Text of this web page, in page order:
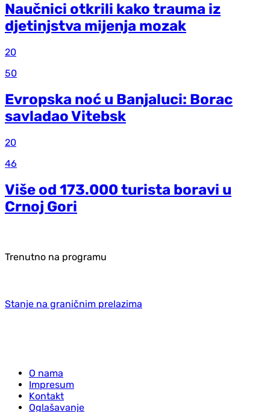
Naučnici otkrili kako trauma iz
d‌jetinjstva mijenja mozak
20
50
Evropska noć u Banjaluci: Borac
savladao Vitebsk
20
46
Više od 173.000 turista boravi u
Crnoj Gori
Trenutno na programu
Stanje na graničnim prelazima
O nama
Impresum
Kontakt
Oglašavanje